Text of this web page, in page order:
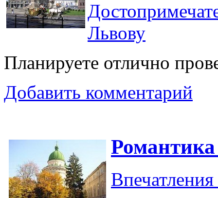
Львову
Планируете отлично
Добавить комментарий
Впечатления